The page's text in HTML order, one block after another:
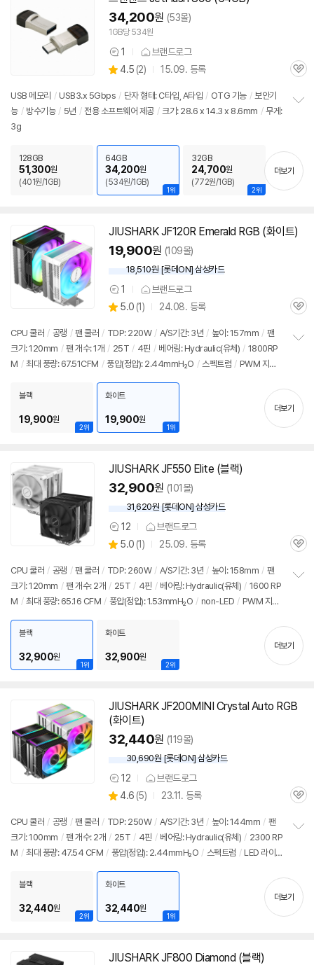
34,200원 (53몰)
1GB당 534원
상
품
견
1 브랜드로그
별
점
4.5 (상
리
뷰
2) 15.09. 등록
관
USB 메모리 / USB3.x 5Gbps / 단자 형태: C타입, A타입 / OTG 기능 / 보안기
능 / 방수기능 / 5년 / 전용 소프트웨어 제공 / 크기: 28.6 x 14.3 x 8.6mm / 무게:
3g
기
128GB
51,300원
(401원/1GB)
1위
64GB
34,200원
(534원/1GB)
2위
32GB
24,700원
(772원/1GB)
더보기
JIUSHARKJF120R Emerald RGB (화이트)
19,900원 (109몰)
18,510원 [롯데ON] 삼성카드
상
품
견
1 브랜드로그
별
점
5.0 (상
리
뷰
1) 24.08. 등록
관
CPU 쿨러 / 공랭 / 팬 쿨러 / TDP: 220W / A/S기간: 3년 / 높이: 157mm / 팬
크기: 120mm / 팬 개수: 1개 / 25T / 4핀 / 베어링: Hydraulic(유체) / 1800RP
M / 최대 풍량: 67.51CFM / 풍압(정압): 2.44mmH₂O / 스펙트럼 / PWM 지원
기
2위
블랙
19,900원
1위
화이트
19,900원
더보기
JIUSHARKJF550 Elite (블랙)
32,900원 (101몰)
31,620원 [롯데ON] 삼성카드
상
품
견
12 브랜드로그
별
점
5.0 (상
리
뷰
1) 25.09. 등록
관
CPU 쿨러 / 공랭 / 팬 쿨러 / TDP: 260W / A/S기간: 3년 / 높이: 158mm / 팬
크기: 120mm / 팬 개수: 2개 / 25T / 4핀 / 베어링: Hydraulic(유체) / 1600 RP
M / 최대 풍량: 65.16 CFM / 풍압(정압): 1.53mmH₂O / non-LED / PWM 지
기
1위
블랙
32,900원
2위
화이트
32,900원
더보기
JIUSHARKJF200MINI Crystal Auto RGB
(화이트)
32,440원 (119몰)
30,690원 [롯데ON] 삼성카드
상
품
견
12 브랜드로그
별
점
4.6 (상
리
뷰
5) 23.11. 등록
관
CPU 쿨러 / 공랭 / 팬 쿨러 / TDP: 250W / A/S기간: 3년 / 높이: 144mm / 팬
크기: 100mm / 팬 개수: 2개 / 25T / 4핀 / 베어링: Hydraulic(유체) / 2300 RP
M / 최대 풍량: 47.54 CFM / 풍압(정압): 2.44mmH₂O / 스펙트럼 / LED 라이
기
2위
블랙
32,440원
1위
화이트
32,440원
더보기
JIUSHARKJF800 Diamond (블랙)